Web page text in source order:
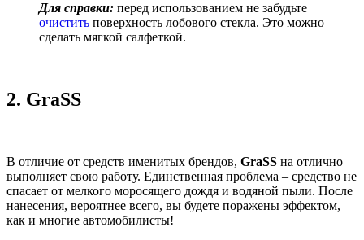
Для справки: перед использованием не забудьте
очистить поверхность лобового стекла. Это можно
сделать мягкой салфеткой.
2. GraSS
В отличие от средств именитых брендов, GraSS на отлично
выполняет свою работу. Единственная проблема – средство не
спасает от мелкого моросящего дождя и водяной пыли. После
нанесения, вероятнее всего, вы будете поражены эффектом,
как и многие автомобилисты!